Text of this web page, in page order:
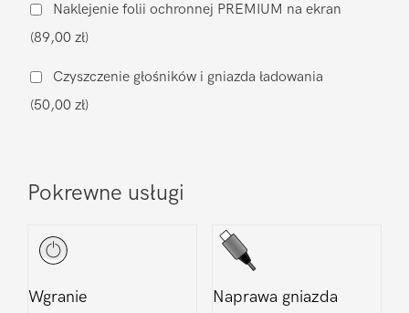
Apple
iPhone
14
Naklejenie folii ochronnej PREMIUM na ekran
(89,00 zł)
Czyszczenie głośników i gniazda ładowania
(50,00 zł)
Pokrewne usługi
Wgranie
Naprawa gniazda